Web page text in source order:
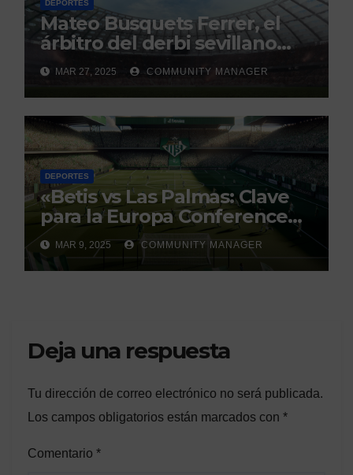
DEPORTES
Mateo Busquets Ferrer, el
árbitro del derbi sevillano
con un historial que genera
debate
MAR 27, 2025 COMMUNITY MANAGER
DEPORTES
«Betis vs Las Palmas: Clave
para la Europa Conference
League»
MAR 9, 2025 COMMUNITY MANAGER
Deja una respuesta
Tu dirección de correo electrónico no será publicada.
Los campos obligatorios están marcados con *
Comentario *